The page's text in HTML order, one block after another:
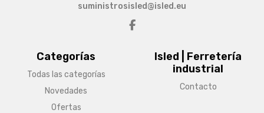
Categorías
Todas las categorías
Novedades
Ofertas
Isled | Ferretería
industrial
Contacto
suministrosisled@isled.eu